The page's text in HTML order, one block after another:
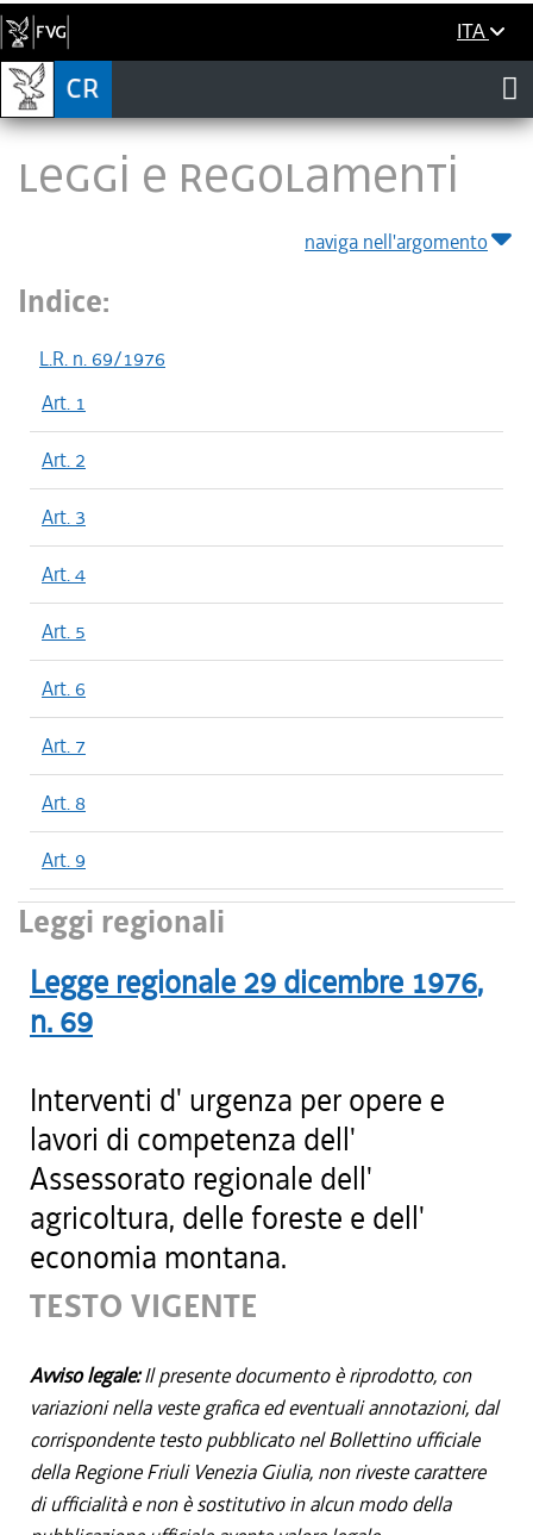
ITA
LEGGI E REGOLAMENTI
naviga nell'argomento
Indice:
L.R. n. 69/1976
Art. 1
Art. 2
Art. 3
Art. 4
Art. 5
Art. 6
Art. 7
Art. 8
Art. 9
Leggi regionali
Legge regionale 29 dicembre 1976,
n. 69
Interventi d' urgenza per opere e
lavori di competenza dell'
Assessorato regionale dell'
agricoltura, delle foreste e dell'
economia montana.
TESTO VIGENTE
Avviso legale:Il presente documento è riprodotto, con
variazioni nella veste grafica ed eventuali annotazioni, dal
corrispondente testo pubblicato nel Bollettino ufficiale
della Regione Friuli Venezia Giulia, non riveste carattere
di ufficialità e non è sostitutivo in alcun modo della